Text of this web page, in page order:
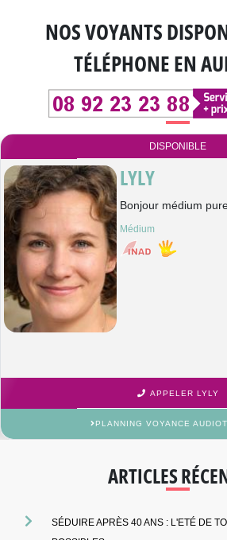
NOS VOYANTS
TÉLÉPHONE EN
DISPONIBLE
LYLY
Bonjour médium
Médium
APPELER LYLY
PLANNING VOYANCE
ARTICLES
SÉDUIRE APRÈS 40 ANS : L'ETÉ DE